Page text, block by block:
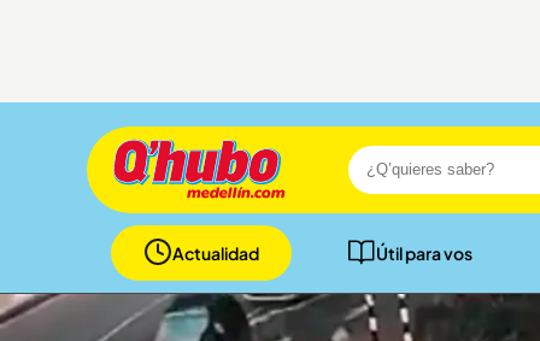
Actualidad Útil para vos